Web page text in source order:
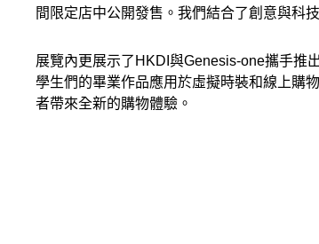
間限定店中公開發售。我們結合了創意與科
展覽內更展示了HKDI與Genesis-one攜手推
學生們的畢業作品應用於虛擬時裝和線上購
者帶來全新的購物體驗。